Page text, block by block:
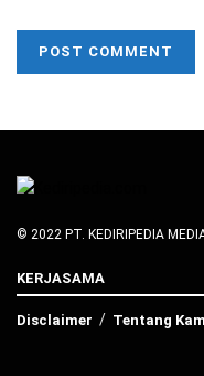
© 2022 PT. KEDIRIPEDIA
KERJASAMA
Disclaimer Tentang